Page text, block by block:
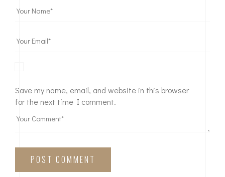
Save my name, email, and website in this browser
for the next time I comment.
POST COMMENT